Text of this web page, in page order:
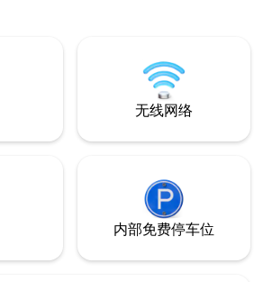
无线网络
内部免费停车位